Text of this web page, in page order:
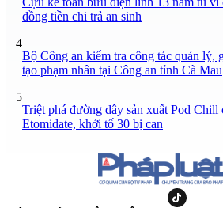
đồng tiền chi trả an sinh
4
Bộ Công an kiểm tra công tác quản lý,
tạo phạm nhân tại Công an tỉnh Cà Mau
5
Triệt phá đường dây sản xuất Pod Chill
Etomidate, khởi tố 30 bị can